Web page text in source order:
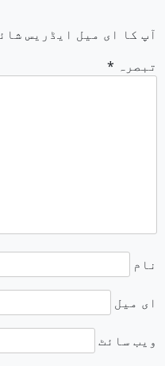
آپ کا ای میل ایڈریس
تبصرہ *
نام
ای میل
ویب‌ سائٹ